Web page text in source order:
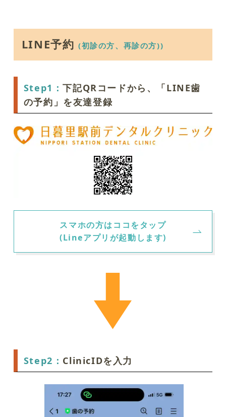
LINE予約(初診の方、再診の方))
Step1：下記QRコードから、「LINE歯
の予約」を友達登録
スマホの方はココをタップ
(Lineアプリが起動します)
Step2： ClinicIDを入力